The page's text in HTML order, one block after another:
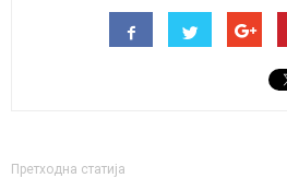
Претходна статија